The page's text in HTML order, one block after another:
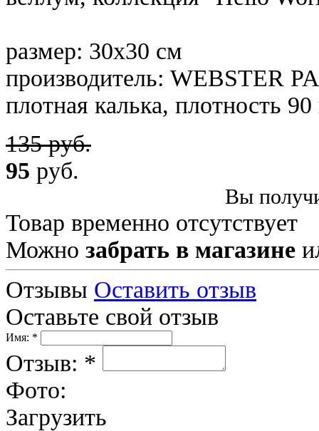
размер: 30х30 см
производитель: WEBSTER
плотная калька, плотность
135 руб.
95 руб.
Вы
Товар временно отсутствует
Можно забрать в магазине
Отзывы Оставить отзыв
Оставьте свой отзыв
Имя: *
Отзыв: *
Фото:
Загрузить